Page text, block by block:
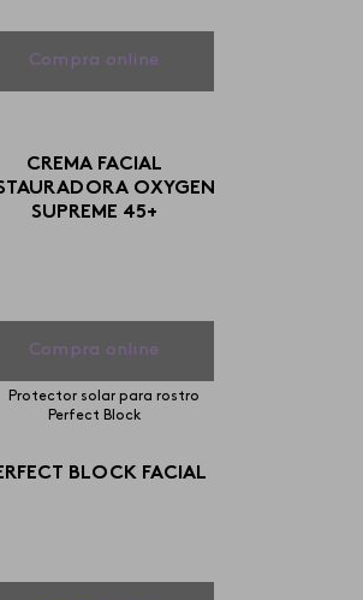
Compra online
CREMA FACIAL
OXYGEN
SUPREME 45+
Compra online
BLOCK FACIAL